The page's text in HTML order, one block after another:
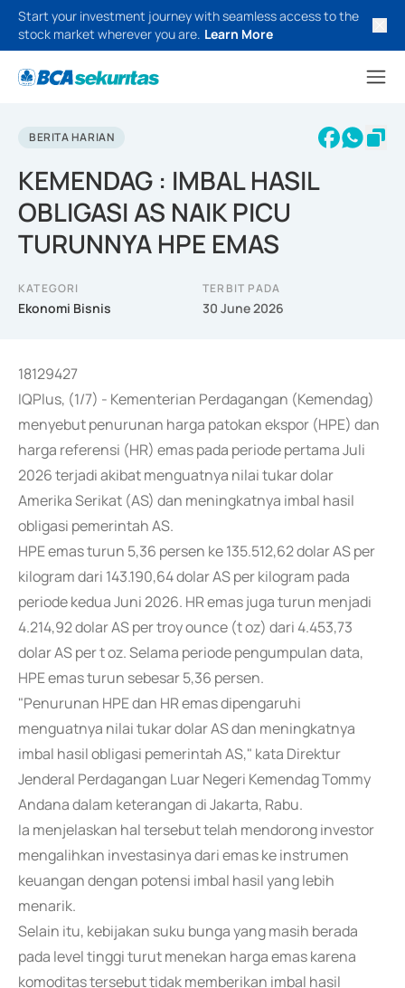
Start your investment journey with seamless access to the
stock market wherever you are. Learn More
BERITA HARIAN
KEMENDAG : IMBAL HASIL
OBLIGASI AS NAIK PICU
TURUNNYA HPE EMAS
KATEGORI
Ekonomi Bisnis
TERBIT PADA
30 June 2026
18129427
IQPlus, (1/7) - Kementerian Perdagangan (Kemendag)
menyebut penurunan harga patokan ekspor (HPE) dan
harga referensi (HR) emas pada periode pertama Juli
2026 terjadi akibat menguatnya nilai tukar dolar
Amerika Serikat (AS) dan meningkatnya imbal hasil
obligasi pemerintah AS.
HPE emas turun 5,36 persen ke 135.512,62 dolar AS per
kilogram dari 143.190,64 dolar AS per kilogram pada
periode kedua Juni 2026. HR emas juga turun menjadi
4.214,92 dolar AS per troy ounce (t oz) dari 4.453,73
dolar AS per t oz. Selama periode pengumpulan data,
HPE emas turun sebesar 5,36 persen.
"Penurunan HPE dan HR emas dipengaruhi
menguatnya nilai tukar dolar AS dan meningkatnya
imbal hasil obligasi pemerintah AS," kata Direktur
Jenderal Perdagangan Luar Negeri Kemendag Tommy
Andana dalam keterangan di Jakarta, Rabu.
Ia menjelaskan hal tersebut telah mendorong investor
mengalihkan investasinya dari emas ke instrumen
keuangan dengan potensi imbal hasil yang lebih
menarik.
Selain itu, kebijakan suku bunga yang masih berada
pada level tinggi turut menekan harga emas karena
komoditas tersebut tidak memberikan imbal hasil